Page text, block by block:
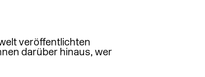
veröffentlichten
darüber hinaus, wer